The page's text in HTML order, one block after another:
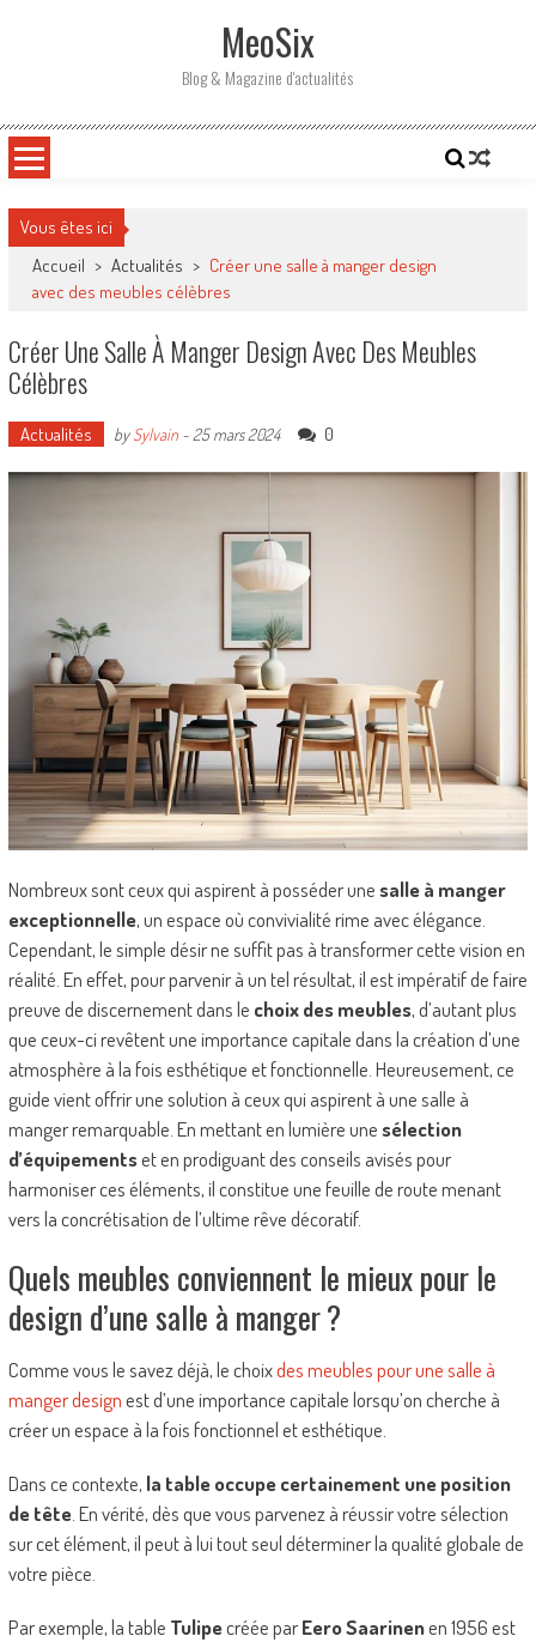
MeoSix
Blog & Magazine d'actualités
Vous êtes ici
Accueil > Actualités > Créer une salle à manger design
avec des meubles célèbres
Créer Une Salle À Manger Design Avec Des Meubles
Célèbres
Actualités bySylvain- 25 mars 2024 0
Nombreux sont ceux qui aspirent à posséder unesalle à manger
exceptionnelle, un espace où convivialité rime avec élégance.
Cependant, le simple désir ne suffit pas à transformer cette vision en
réalité. En effet, pour parvenir à un tel résultat, il est impératif de faire
preuve de discernement dans le choix des meubles, d’autant plus
que ceux-ci revêtent une importance capitale dans la création d’une
atmosphère à la fois esthétique et fonctionnelle. Heureusement, ce
guide vient offrir une solution à ceux qui aspirent à une salle à
manger remarquable. En mettant en lumière unesélection
d’équipementset en prodiguant des conseils avisés pour
harmoniser ces éléments, il constitue une feuille de route menant
vers la concrétisation de l’ultime rêve décoratif.
Quels meubles conviennent le mieux pour le
design d’une salle à manger ?
Comme vous le savez déjà, le choixdes meubles pour une salle à
manger designest d’une importance capitale lorsqu’on cherche à
créer un espace à la fois fonctionnel et esthétique.
Dans ce contexte, la table occupe certainement une position
de tête. En vérité, dès que vous parvenez à réussir votre sélection
sur cet élément, il peut à lui tout seul déterminer la qualité globale de
votre pièce.
Par exemple, la table Tulipecréée parEero Saarinenen 1956 est